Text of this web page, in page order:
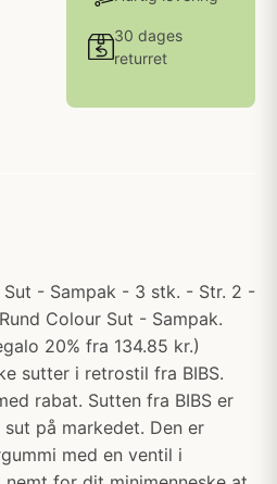
30 dages
returret
Sut - Sampak - 3 stk. - Str. 2 -
Colour Sut - Sampak.
20% fra 134.85 kr.)
sutter i retrostil fra BIBS.
rabat. Sutten fra BIBS er
på markedet. Den er
med en ventil i